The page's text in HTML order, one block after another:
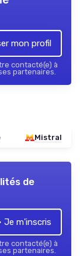
mon profil
contacté(e) à
partenaires.
Mistral
de
Je m'inscris
contacté(e) à
partenaires.